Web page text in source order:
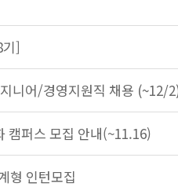
]
니어/경영지원직 채용 (~12/
캠퍼스 모집 안내(~11.16)
형 인턴모집